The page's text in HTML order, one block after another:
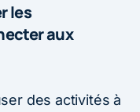
les
aux
des activités à